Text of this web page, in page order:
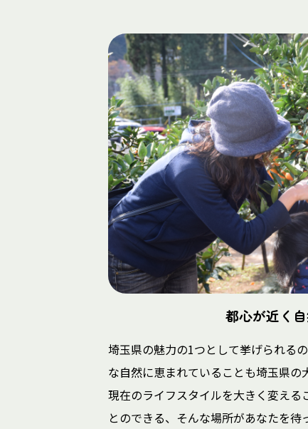
都心が近く
埼玉県の魅力の1つとして挙げられる
な自然に恵まれていることも埼玉県の
現在のライフスタイルを大きく変える
とのできる、そんな場所があなたを待